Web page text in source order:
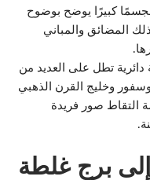
كبيرًا يوضح بوضوح
المضائق والمباني
تطل على العديد من
وخليج القرن الذهبي
التقاط صور فريدة
برج غلطة